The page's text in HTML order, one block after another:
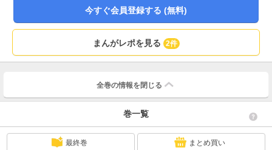
今すぐ会員登録する (無料)
まんがレポを見る 2件
全巻の情報を 閉じる
巻一覧
最終巻 まとめ買い